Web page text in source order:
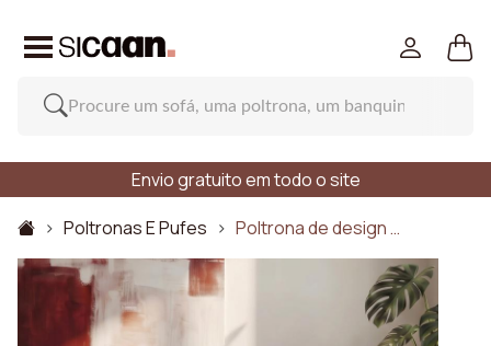
Envio gratuito em todo o site
Poltronas E Pufes
Poltrona de design …